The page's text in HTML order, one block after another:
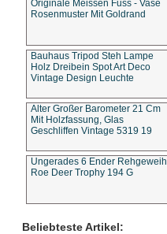
Originale Meissen Fuss - Vase
Rosenmuster Mit Goldrand
Bauhaus Tripod Steh Lampe
Holz Dreibein Spot Art Deco
Vintage Design Leuchte
Alter Großer Barometer 21 Cm
Mit Holzfassung, Glas
Geschliffen Vintage 5319 19
Ungerades 6 Ender Rehgeweih
Roe Deer Trophy 194 G
Beliebteste Artikel: